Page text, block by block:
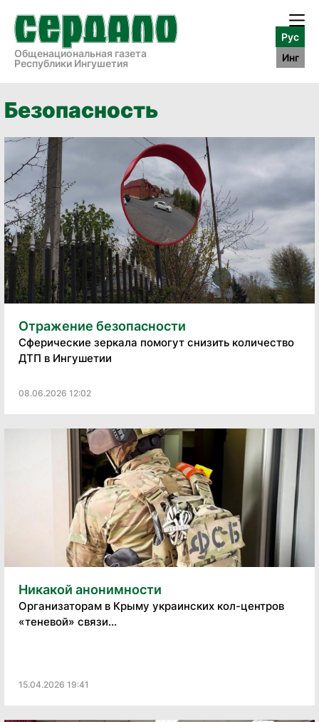
Общенациональная газета
Республики Ингушетия
Рус
Инг
Безопасность
Отражение безопасности
Сферические зеркала помогут снизить количество
ДТП в Ингушетии
08.06.2026 12:02
Никакой анонимности
Организаторам в Крыму украинских кол-центров
«теневой» связи...
15.04.2026 19:41